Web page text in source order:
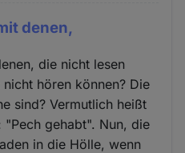
denen,
die nicht lesen
hören können? Die
sind? Vermutlich heißt
gehabt". Nun, die
in die Hölle, wenn